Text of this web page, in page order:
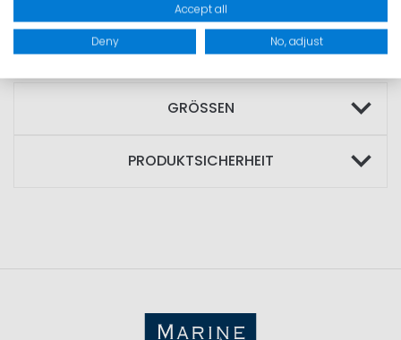
Elasthan; Verstärkungen: 73% Polyamid;
14% Polyester; 13% Polyurethan
GRÖSSEN
PRODUKTSICHERHEIT
Accept all
Deny No, adjust